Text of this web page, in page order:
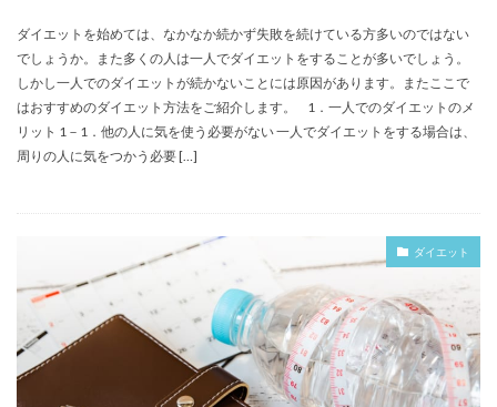
ダイエットを始めては、なかなか続かず失敗を続けている方多いのではない
でしょうか。また多くの人は一人でダイエットをすることが多いでしょう。
しかし一人でのダイエットが続かないことには原因があります。またここで
はおすすめのダイエット方法をご紹介します。 1．一人でのダイエットのメ
リット 1－1．他の人に気を使う必要がない 一人でダイエットをする場合は、
周りの人に気をつかう必要 […]
ダイエット